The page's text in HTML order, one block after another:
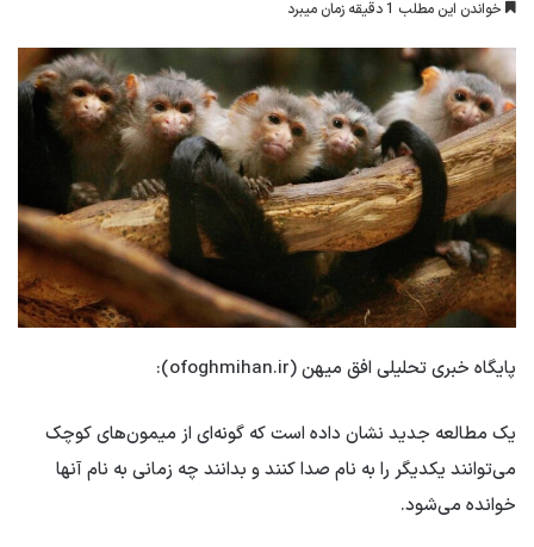
خواندن این مطلب 1 دقیقه زمان میبرد
پایگاه خبری تحلیلی افق میهن (ofoghmihan.ir):
یک مطالعه جدید نشان داده است که گونه‌ای از میمون‌های کوچک
می‌توانند یکدیگر را به نام صدا کنند و بدانند چه زمانی به نام آنها
خوانده می‌شود.